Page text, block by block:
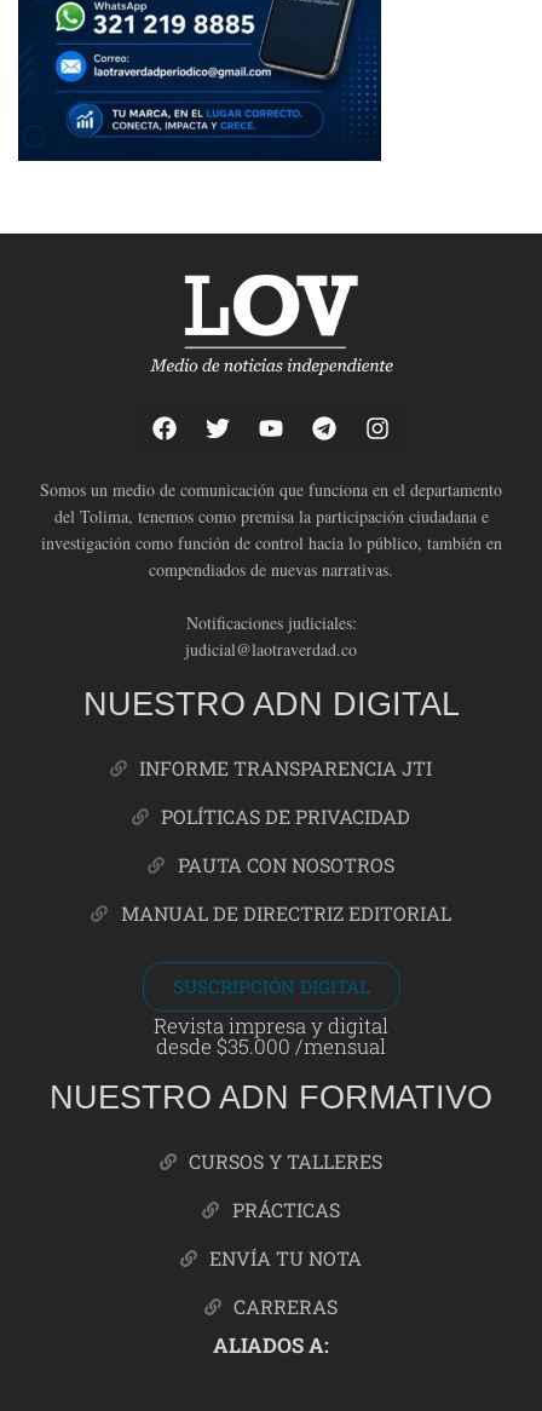
Somos un medio de comunicación que funciona en el departamento
del Tolima, tenemos como premisa la participación ciudadana e
investigación como función de control hacia lo público, también en
compendiados de nuevas narrativas.
Notificaciones judiciales:
judicial@laotraverdad.co
NUESTRO ADN DIGITAL
INFORME TRANSPARENCIA JTI
POLÍTICAS DE PRIVACIDAD
PAUTA CON NOSOTROS
MANUAL DE DIRECTRIZ EDITORIAL
SUSCRIPCIÓN DIGITAL
Revista impresa y digital
desde $35.000 /mensual
NUESTRO ADN FORMATIVO
CURSOS Y TALLERES
PRÁCTICAS
ENVÍA TU NOTA
CARRERAS
ALIADOS A: